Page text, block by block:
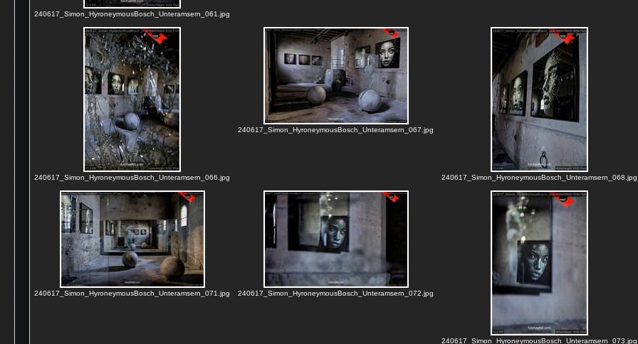
240617_Simon_HyroneymousBosch_Unteramsern_061.jpg
240617_Simon_HyroneymousBosch_Unteramsern_066.jpg
240617_Simon_HyroneymousBosch_Unteramsern_067.jpg
240617_Simon_HyroneymousBosch_Unteramsern_068.jpg
240617_Simon_HyroneymousBosch_Unteramsern_071.jpg 240617_Simon_HyroneymousBosch_Unteramsern_072.jpg
240617_Simon_HyroneymousBosch_Unteramsern_073.jpg